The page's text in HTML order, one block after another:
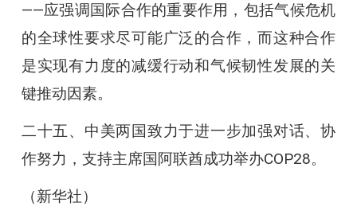
——应强调国际合作的重要作用，包括气候危机
的全球性要求尽可能广泛的合作，而这种合作
是实现有力度的减缓行动和气候韧性发展的关
键推动因素。
二十五、中美两国致力于进一步加强对话、协
作努力，支持主席国阿联酋成功举办COP28。
（新华社）